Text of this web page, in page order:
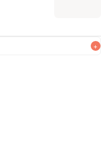
+
。なるべくお早めにお召